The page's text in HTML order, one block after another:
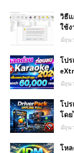
วิธี
ใช้ง
มิถุน
โป
มิถุน
โปร
โดย
มิถุน
โห